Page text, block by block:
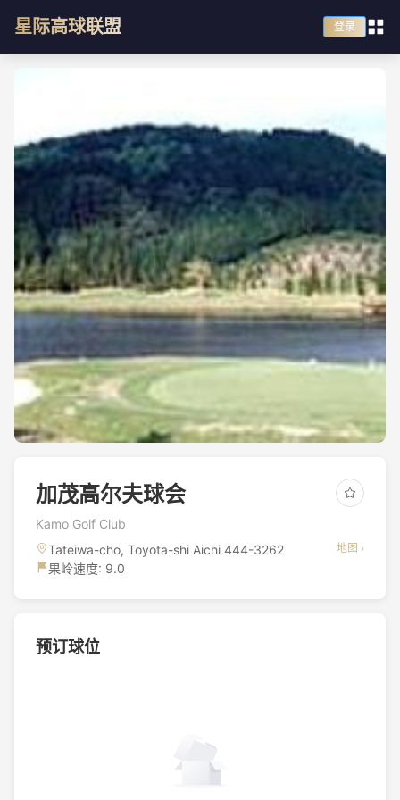
星际高球联盟 登录
加茂高尔夫球会
Kamo Golf Club
Tateiwa-cho, Toyota-shi Aichi 444-3262
地图 ›
果岭速度: 9.0
预订球位